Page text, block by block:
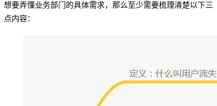
想要弄懂业务部门的具体需求，那么至少需要梳理清楚以下三
点内容：